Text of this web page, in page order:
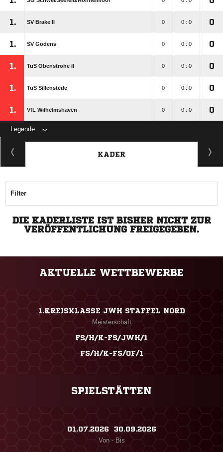
1. SV Brake II 0 0 : 0 0
1. SV Gödens 0 0 : 0 0
1. TuS Obenstrohe II 0 0 : 0 0
1. TuS Sillenstede 0 0 : 0 0
1. VfL Wilhelmshaven 0 0 : 0 0
Legende
KADER
Filter
DIE KADERLISTE IST BISHER NICHT ZUR
VERÖFFENTLICHUNG FREIGEGEBEN.
AKTUELLE WETTBEWERBE
1.KREISKLASSE JWH STAFFEL NORD
Meisterschaft
FS/H/K-FS/JWH/1
FS/H/K-FS/OF/1
SPIELSTÄTTEN
01.07.2026 ​ 30.09.2026
Von - Bis